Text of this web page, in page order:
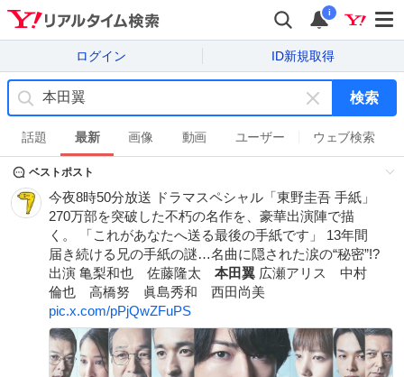
i
ログイン ID新規取得
キ
ー
ワ
ド
を
消
す
検索
話題 最新 画像 動画 ユーザー ウェブ検索
ベストポスト
今夜8時50分放送 ドラマスペシャル「東野圭吾 手紙」
270万部を突破した不朽の名作を、豪華出演陣で描
く。 「これがあなたへ送る最後の手紙です」 13年間
届き続ける兄の手紙の謎…名曲に隠された涙の“秘密”!?
出演 亀梨和也 佐藤隆太 本田翼 広瀬アリス 中村
倫也 高橋努 眞島秀和 西田尚美
pic.x.com/pPjQwZFuPS